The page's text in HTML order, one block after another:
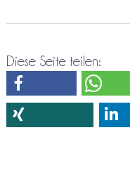
Diese Seite teilen: